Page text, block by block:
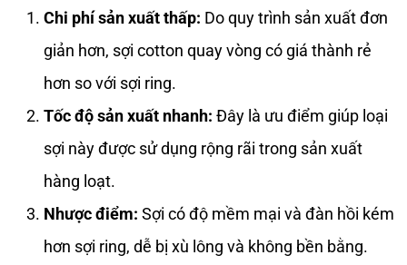
Chi phí sản xuất thấp: Do quy trình sản xuất đơn
giản hơn, sợi cotton quay vòng có giá thành rẻ
hơn so với sợi ring.
Tốc độ sản xuất nhanh: Đây là ưu điểm giúp loại
sợi này được sử dụng rộng rãi trong sản xuất
hàng loạt.
Nhược điểm: Sợi có độ mềm mại và đàn hồi kém
hơn sợi ring, dễ bị xù lông và không bền bằng.